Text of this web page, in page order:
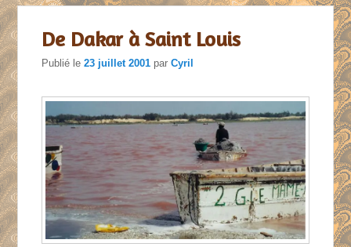
De Dakar à Saint Louis
Publié le23 juillet 2001 parCyril